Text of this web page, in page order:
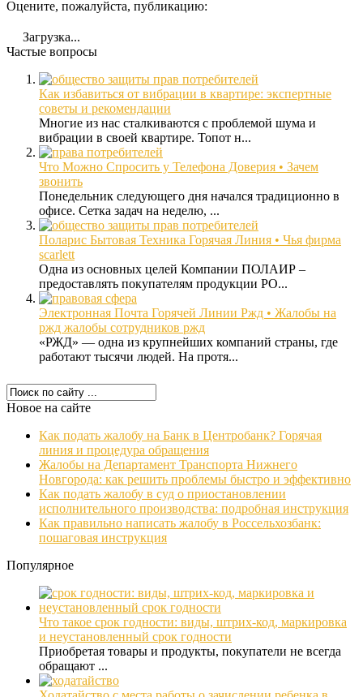
Оцените, пожалуйста, публикацию:
Загрузка...
Частые вопросы
Как избавиться от вибрации в квартире: экспертные
советы и рекомендации
Многие из нас сталкиваются с проблемой шума и
вибрации в своей квартире. Топот н...
Что Можно Спросить у Телефона Доверия • Зачем
звонить
Понедельник следующего дня начался традиционно в
офисе. Сетка задач на неделю, ...
Поларис Бытовая Техника Горячая Линия • Чья фирма
scarlett
Одна из основных целей Компании ПОЛАИР –
предоставлять покупателям продукции PO...
Электронная Почта Горячей Линии Ржд • Жалобы на
ржд жалобы сотрудников ржд
«РЖД» — одна из крупнейших компаний страны, где
работают тысячи людей. На протя...
Новое на сайте
Как подать жалобу на Банк в Центробанк? Горячая
линия и процедура обращения
Жалобы на Департамент Транспорта Нижнего
Новгорода: как решить проблемы быстро и эффективно
Как подать жалобу в суд о приостановлении
исполнительного производства: подробная инструкция
Как правильно написать жалобу в Россельхозбанк:
пошаговая инструкция
Популярное
Что такое срок годности: виды, штрих-код, маркировка
и неустановленный срок годности
Приобретая товары и продукты, покупатели не всегда
обращают ...